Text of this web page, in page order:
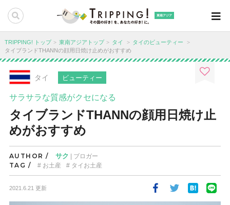
東南アジア
TRIPPING! トップ 東南アジアトップ タイ
タイのビューティー
タイブランドTHANNの顔用日焼け止めがおすすめ
タイ ビューティー
サラサラな質感がクセになる
タイブランドTHANNの顔用日焼け止
めがおすすめ
AUTHOR / サク | ブロガー
TAG / お土産 タイお土産
2021.6.21 更新